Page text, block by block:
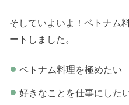
そしていよいよ！ベトナム
ートしました。
ベトナム料理を極めたい
好きなことを仕事にした